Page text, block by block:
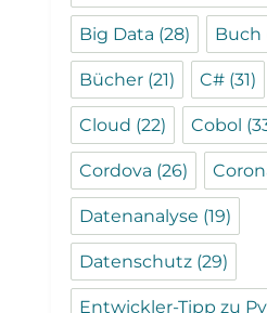
Big Data (28) Buch
Bücher (21) C# (31)
Cloud (22) Cobol
Cordova (26)
Datenanalyse (19)
Datenschutz (29)
Entwickler-Tipp zu